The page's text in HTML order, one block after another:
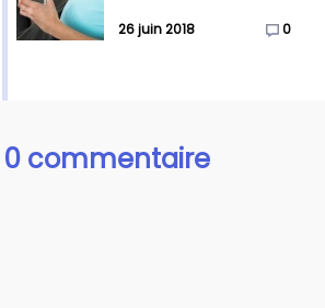
26 juin 2018 0
0 commentaire